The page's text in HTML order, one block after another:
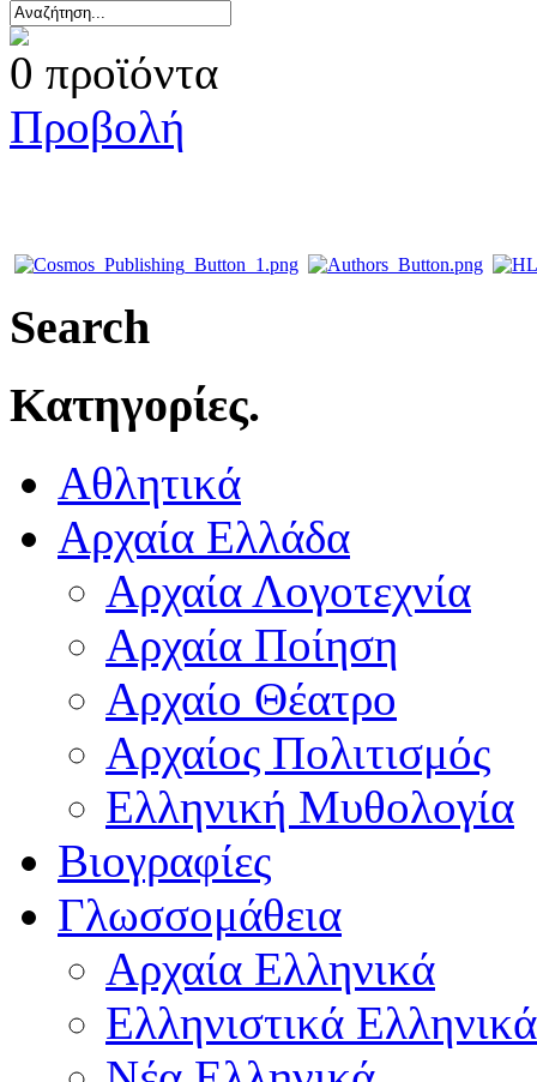
0 προϊόντα
Προβολή
Search
Κατηγορίες.
Αθλητικά
Αρχαία Ελλάδα
Αρχαία Λογοτεχνία
Αρχαία Ποίηση
Αρχαίο Θέατρο
Αρχαίος Πολιτισμός
Ελληνική Μυθολογία
Βιογραφίες
Γλωσσομάθεια
Αρχαία Ελληνικά
Ελληνιστικά Ελληνικά